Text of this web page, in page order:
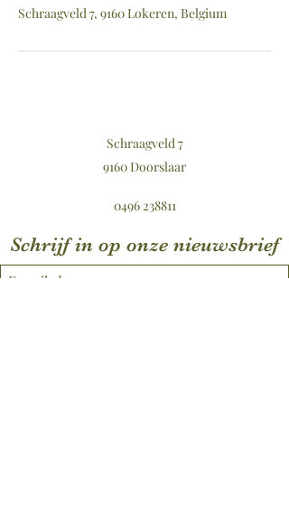
Schraagveld 7, 9160 Lokeren, Belgium
Schraagveld 7
9160 Doorslaar
0496 238811
Schrijf in op onze nieuwsbrief